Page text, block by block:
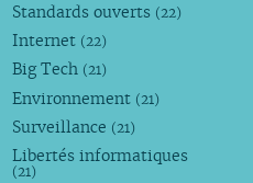
Standards ouverts (22)
Internet (22)
Big Tech (21)
Environnement (21)
Surveillance (21)
Libertés informatiques
(21)